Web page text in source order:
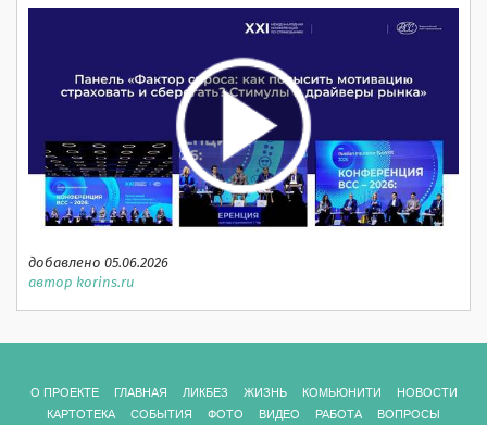
добавлено 05.06.2026
автор korins.ru
О ПРОЕКТЕ ГЛАВНАЯ ЛИКБЕЗ ЖИЗНЬ КОМЬЮНИТИ
НОВОСТИ
КАРТОТЕКА
СОБЫТИЯ ФОТО ВИДЕО РАБОТА ВОПРОСЫ